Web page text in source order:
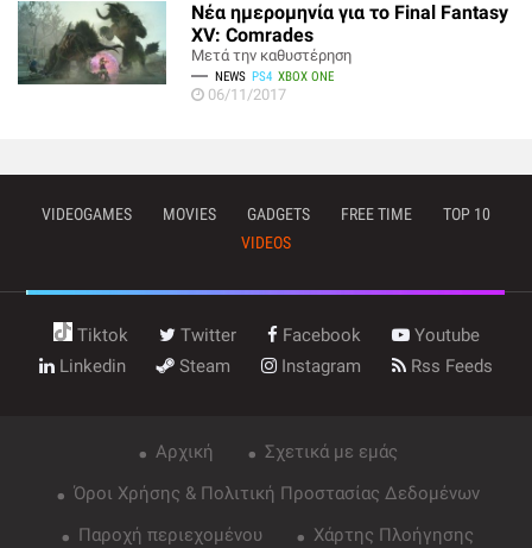
Νέα ημερομηνία για το Final Fantasy
XV: Comrades
Μετά την καθυστέρηση
NEWS PS4 XBOX ONE
06/11/2017
VIDEOGAMES MOVIES GADGETS FREE TIME
TOP 10
VIDEOS
Tiktok Twitter Facebook
Youtube
Linkedin
Steam Instagram Rss Feeds
Αρχική
Σχετικά με εμάς
Όροι Χρήσης & Πολιτική Προστασίας Δεδομένων
Παροχή περιεχομένου
Χάρτης Πλοήγησης